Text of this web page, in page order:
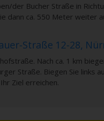
der Bucher Straße in
dann ca. 550 Meter weiter
Straße 12-28,
Nach ca. 1 km
Straße. Biegen Sie links
Ziel erreichen.